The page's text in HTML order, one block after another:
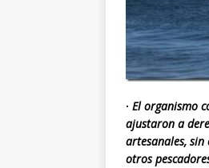
· El organismo
ajustaron a
artesanales,
otros